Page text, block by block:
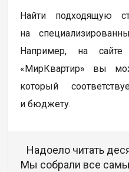
Найти подходящую
на
Например, на сайте
«МирКвартир» вы
который
и бюджету.
Надоело читать
Мы собрали все